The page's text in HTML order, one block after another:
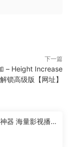
下一篇
– Height Increase
锁高级版【网址】
器 海量影视播放